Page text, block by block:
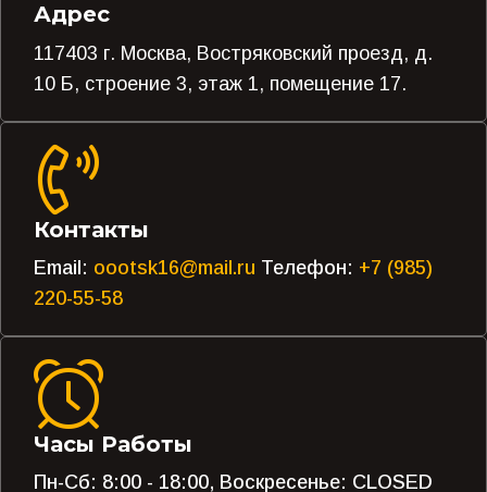
Адрес
117403 г. Москва, Востряковский проезд, д.
10 Б, строение 3, этаж 1, помещение 17.
Контакты
Email: oootsk16@mail.ru Телефон: +7 (985)
220-55-58
Часы Работы
Пн-Сб: 8:00 - 18:00, Воскресенье: CLOSED